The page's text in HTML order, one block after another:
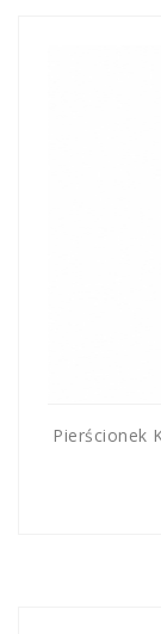
Pierścionek